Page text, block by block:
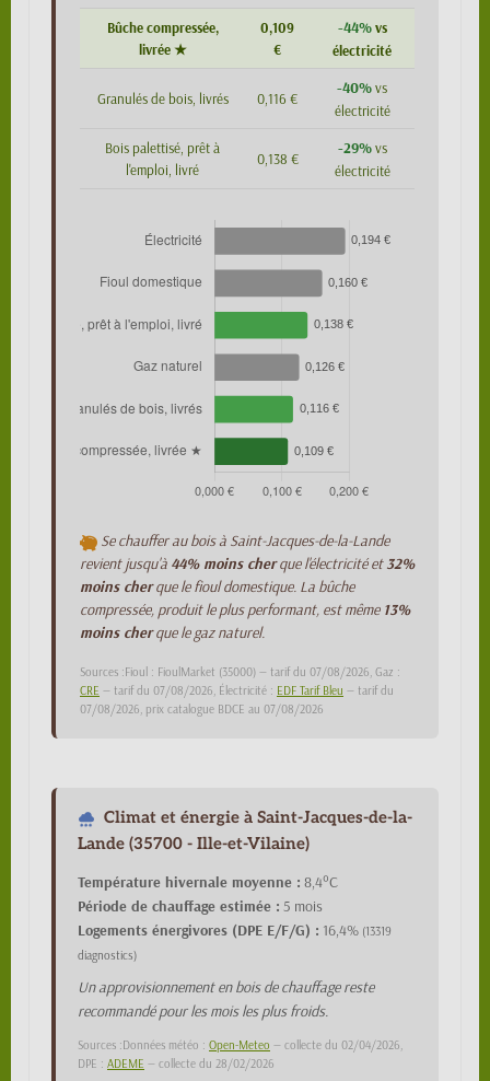
Bûche compressée,
livrée ★
0,109
€
-44%vs
électricité
Granulés de bois, livrés 0,116 €
-40%vs
électricité
Bois palettisé, prêt à
l'emploi, livré
0,138 €
-29%vs
électricité
Se chauffer au bois à Saint-Jacques-de-la-Lande
revient jusqu'à 44% moins cherque l'électricité et32%
moins cherque le fioul domestique. La bûche
compressée, produit le plus performant, est même 13%
moins cherque le gaz naturel.
Sources :Fioul : FioulMarket (35000) — tarif du 07/08/2026, Gaz :
CRE — tarif du 07/08/2026, Électricité : EDF Tarif Bleu — tarif du
07/08/2026, prix catalogue BDCE au 07/08/2026
Climat et énergie à Saint-Jacques-de-la-
Lande (35700 - Ille-et-Vilaine)
Température hivernale moyenne : 8,4°C
Période de chauffage estimée : 5 mois
Logements énergivores (DPE E/F/G) : 16,4% (13319
diagnostics)
Un approvisionnement en bois de chauffage reste
recommandé pour les mois les plus froids.
Sources :Données météo : Open-Meteo — collecte du 02/04/2026,
DPE : ADEME — collecte du 28/02/2026